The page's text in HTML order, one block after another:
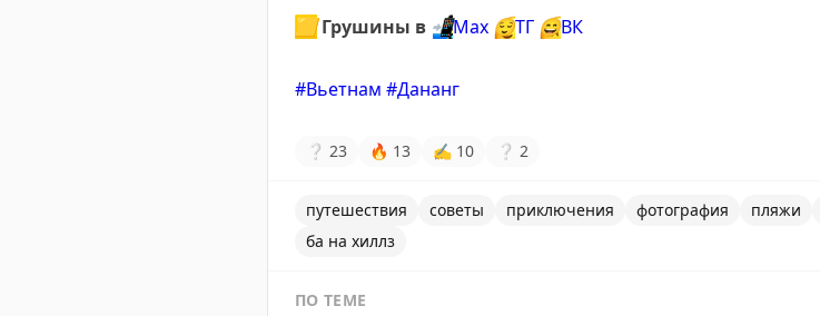
🟨 Грушины в 📲Мах 😌ТГ 😄ВК
#Вьетнам #Дананг
❔ 23 🔥 13 ✍ 10 ❔ 2
путешествия советы приключения фотография пляжи
ба на хиллз
ПО ТЕМЕ